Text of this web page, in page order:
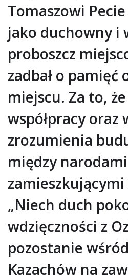
Tomaszowi
jako duchowny i
proboszcz
zadbał o pamięć
miejscu. Za to,
współpracy oraz
zrozumienia
między narodami
zamieszkującymi
„Niech duch
wdzięczności z
pozostanie
Kazachów na